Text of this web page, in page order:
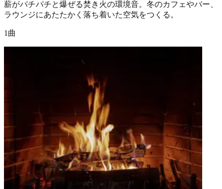
薪がパチパチと爆ぜる焚き火の環境音。冬のカフェやバー、
ラウンジにあたたかく落ち着いた空気をつくる。
1曲